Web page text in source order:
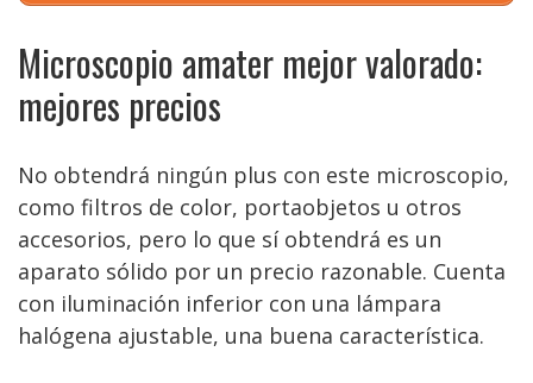
Microscopio amater mejor valorado:
mejores precios
No obtendrá ningún plus con este microscopio,
como filtros de color, portaobjetos u otros
accesorios, pero lo que sí obtendrá es un
aparato sólido por un precio razonable. Cuenta
con iluminación inferior con una lámpara
halógena ajustable, una buena característica.